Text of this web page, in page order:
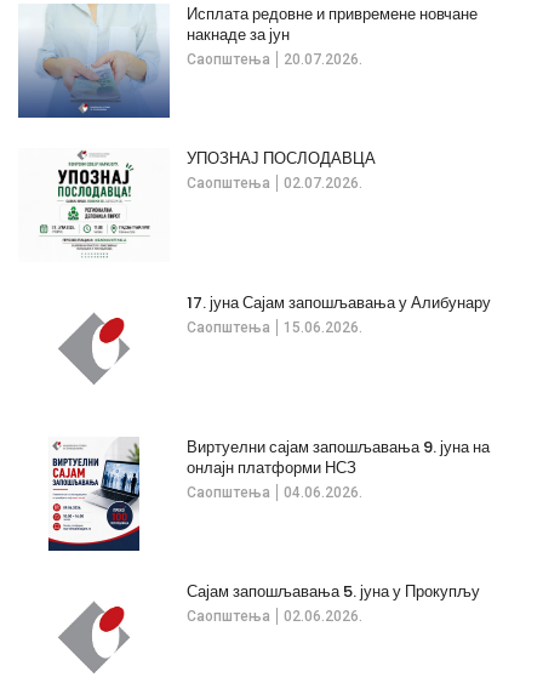
Саопштења 20.07.2026.
Исплата редовне и привремене новчане
накнаде за јун
Саопштења 02.07.2026.
УПОЗНАЈ ПОСЛОДАВЦА
Саопштења 15.06.2026.
17. јуна Сајам запошљавања у Алибунару
Саопштења 04.06.2026.
Виртуелни сајам запошљавања 9. јуна на
онлајн платформи НСЗ
Саопштења 02.06.2026.
Сајам запошљавања 5. јуна у Прокупљу